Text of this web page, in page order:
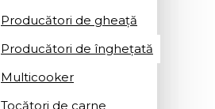
Producători de gheață
Producători de înghețată
Multicooker
Tocători de carne